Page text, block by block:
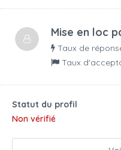
Mise en loc
Taux de
Taux
Statut du profil
Non vérifié